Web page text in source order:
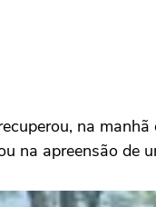
na
na apreensão de